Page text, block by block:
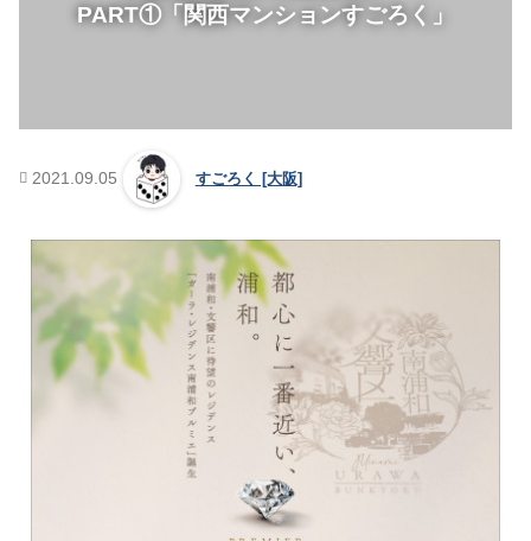
PART①「関西マンションすごろく」
2021.09.05 すごろく [大阪]